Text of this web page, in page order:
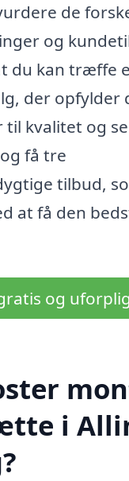
de
og
du kan træffe
der opfylder
kvalitet og
få tre
tilbud,
at få den
og
i